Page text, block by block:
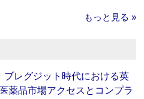
もっと見る »
ブレグジット時代における英
薬品市場アクセスとコンプラ